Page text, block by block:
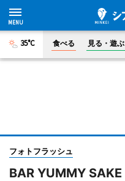
35°C 食べる 見る・遊ぶ
フォトフラッシュ
BAR YUMMY SAKE